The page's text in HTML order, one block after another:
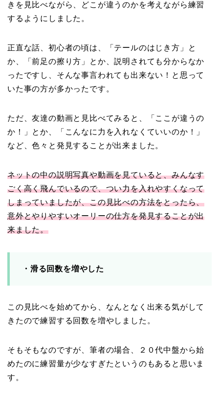
きを見比べながら、どこが違うのかを考えながら練習
するようにしました。
正直な話、初心者の頃は、「テールのはじき方」と
か、「前足の擦り方」とか、説明されても分からなか
ったですし、そんな事言われても出来ない！と思って
いた事の方が多かったです。
ただ、友達の動画と見比べてみると、「ここが違うの
か！」とか、「こんなに力を入れなくていいのか！」
など、色々と発見することが出来ました。
ネットの中の説明写真や動画を見ていると、みんなす
ごく高く飛んでいるので、つい力を入れやすくなって
しまっていましたが、この見比べの方法をとったら、
意外とやりやすいオーリーの仕方を発見することが出
来ました。
・滑る回数を増やした
この見比べを始めてから、なんとなく出来る気がして
きたので練習する回数を増やしました。
そもそもなのですが、筆者の場合、２０代中盤から始
めたのに練習量が少なすぎたというのもあると思いま
す。